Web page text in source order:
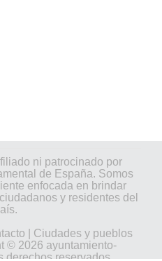
ni patrocinado por
de España. Somos
enfocada en brindar
y residentes del
Ciudades y pueblos
© 2026 ayuntamiento-
derechos reservados